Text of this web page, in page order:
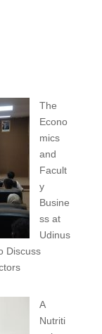
The
Econo
mics
and
Facult
y
Busine
ss at
Udinus
Discuss
A
Nutriti